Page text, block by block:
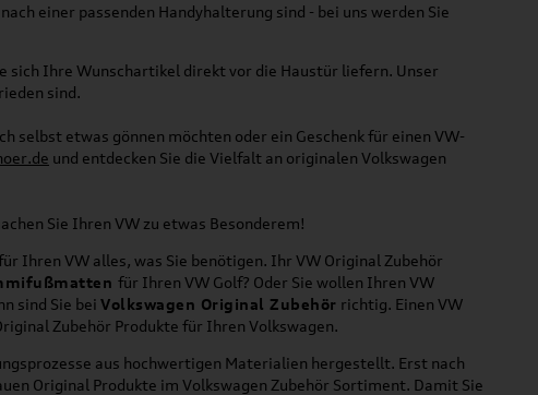
einer passenden Handyhalterung sind - bei uns werden Sie
sich Ihre Wunschartikel direkt vor die Haustür liefern. Unser
sind.
selbst etwas gönnen möchten oder ein Geschenk für einen VW-
und entdecken Sie die Vielfalt an originalen Volkswagen
Sie Ihren VW zu etwas Besonderem!
Ihren VW alles, was Sie benötigen. Ihr VW Original Zubehör
für Ihren VW Golf? Oder Sie wollen Ihren VW
sind Sie bei Volkswagen Original Zubehör richtig. Einen VW
Zubehör Produkte für Ihren Volkswagen.
aus hochwertigen Materialien hergestellt. Erst nach
Original Produkte im Volkswagen Zubehör Sortiment. Damit Sie